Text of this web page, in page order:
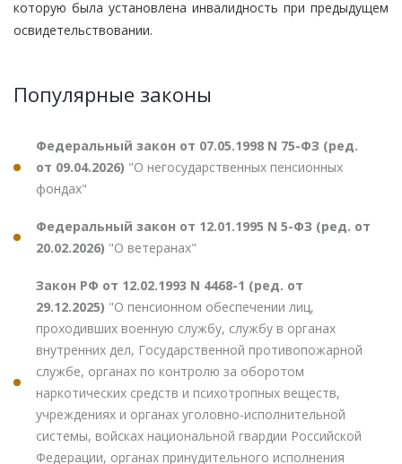
которую была установлена инвалидность при предыдущем
освидетельствовании.
Популярные законы
Федеральный закон от 07.05.1998 N 75-ФЗ (ред.
от 09.04.2026) "О негосударственных пенсионных
фондах"
Федеральный закон от 12.01.1995 N 5-ФЗ (ред. от
20.02.2026) "О ветеранах"
Закон РФ от 12.02.1993 N 4468-1 (ред. от
29.12.2025) "О пенсионном обеспечении лиц,
проходивших военную службу, службу в органах
внутренних дел, Государственной противопожарной
службе, органах по контролю за оборотом
наркотических средств и психотропных веществ,
учреждениях и органах уголовно-исполнительной
системы, войсках национальной гвардии Российской
Федерации, органах принудительного исполнения